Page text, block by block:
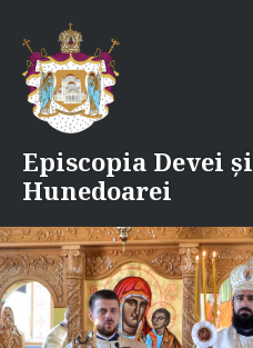
content
Episcopia Devei și
Hunedoarei